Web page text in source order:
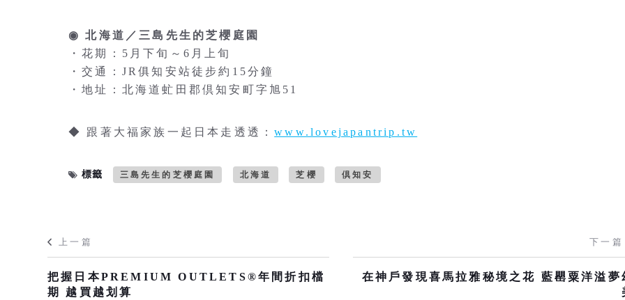
◉ 北海道／三島先生的芝櫻庭園
・花期：5月下旬～6月上旬
・交通：JR俱知安站徒步約15分鐘
・地址：北海道虻田郡倶知安町字旭51
◆ 跟著大福家族一起日本走透透：www.lovejapantrip.tw
標籤 三島先生的芝櫻庭園 北海道 芝櫻 倶知安
上一篇
把握日本PREMIUM OUTLETS®年間折扣檔
期 越買越划算
下一篇
在神戶發現喜馬拉雅秘境之花 藍罌粟洋溢夢